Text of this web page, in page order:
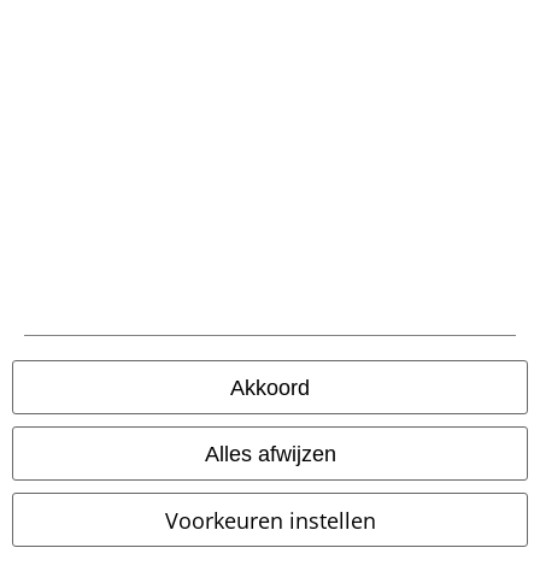
Akkoord
Alles afwijzen
Voorkeuren instellen
Partnerprogramma's
Duurzaamheid